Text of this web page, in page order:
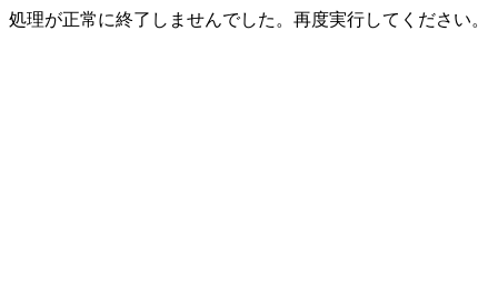
処理が正常に終了しませんでした。再度実行してください。